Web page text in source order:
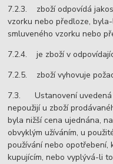
7.2.3. zboží odpovídá
vzorku nebo předloze,
smluveného vzorku nebo
7.2.4. je zboží v
7.2.5. zboží vyhovuje
7.3. Ustanovení uvedená
nepoužijí u zboží
byla nižší cena ujednána,
obvyklým užíváním, u
používání nebo opotřebení,
kupujícím, nebo vyplývá-li